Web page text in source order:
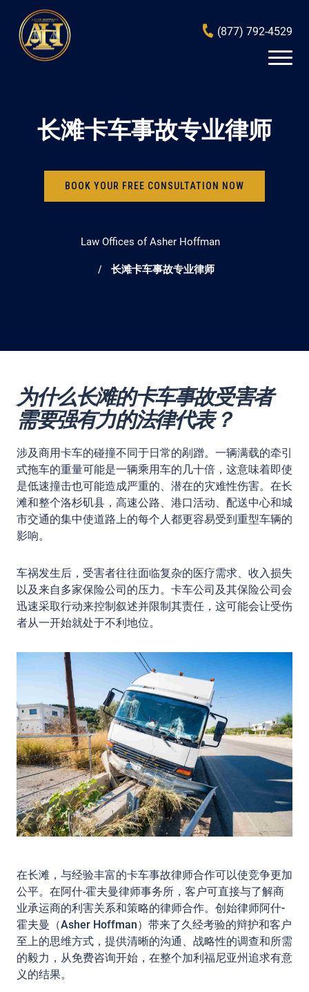
(877) 792-4529
长滩卡车事故专业律师
BOOK YOUR FREE CONSULTATION NOW
Law Offices of Asher Hoffman
长滩卡车事故专业律师
为什么长滩的卡车事故受害者
需要强有力的法律代表？
涉及商用卡车的碰撞不同于日常的剐蹭。一辆满载的牵引
式拖车的重量可能是一辆乘用车的几十倍，这意味着即使
是低速撞击也可能造成严重的、潜在的灾难性伤害。在长
滩和整个洛杉矶县，高速公路、港口活动、配送中心和城
市交通的集中使道路上的每个人都更容易受到重型车辆的
影响。
车祸发生后，受害者往往面临复杂的医疗需求、收入损失
以及来自多家保险公司的压力。卡车公司及其保险公司会
迅速采取行动来控制叙述并限制其责任，这可能会让受伤
者从一开始就处于不利地位。
在长滩，与经验丰富的卡车事故律师合作可以使竞争更加
公平。在阿什-霍夫曼律师事务所，客户可直接与了解商
业承运商的利害关系和策略的律师合作。创始律师阿什-
霍夫曼（Asher Hoffman）带来了久经考验的辩护和客户
至上的思维方式，提供清晰的沟通、战略性的调查和所需
的毅力， 从免费咨询开始， 在整个加利福尼亚州追求有意
义的结果。